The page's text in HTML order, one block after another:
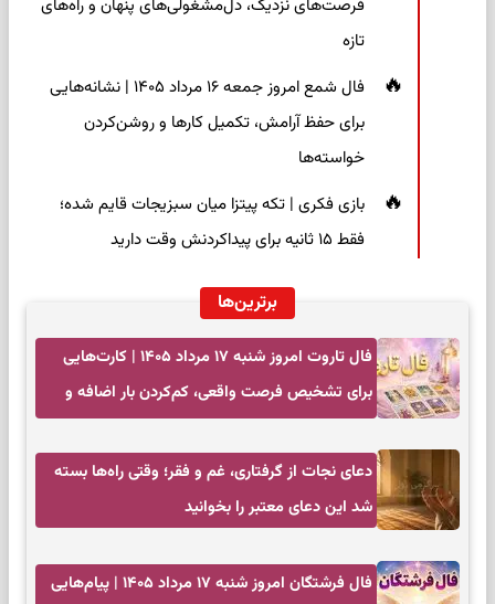
فرصت‌های نزدیک، دل‌مشغولی‌های پنهان و راه‌های
تازه
فال شمع امروز جمعه ۱۶ مرداد ۱۴۰۵ | نشانه‌هایی
برای حفظ آرامش، تکمیل کارها و روشن‌کردن
خواسته‌ها
بازی فکری | تکه پیتزا میان سبزیجات قایم شده؛
فقط ۱۵ ثانیه برای پیداکردنش وقت دارید
برترین‌ها
فال تاروت امروز شنبه ۱۷ مرداد ۱۴۰۵ | کارت‌هایی
برای تشخیص فرصت واقعی، کم‌کردن بار اضافه و
دعای نجات از گرفتاری، غم و فقر؛ وقتی راه‌ها بسته
شد این دعای معتبر را بخوانید
فال فرشتگان امروز شنبه ۱۷ مرداد ۱۴۰۵ | پیام‌هایی